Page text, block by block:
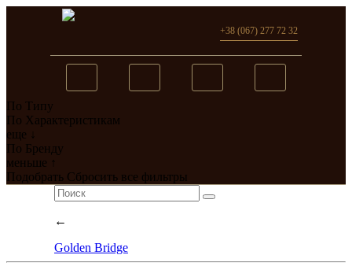
Вы добавили в сравнение
перейти
+38 (067) 277 72 32
По Типу
По Характеристикам
еще ↓
По Бренду
меньше ↑
Подобрать Сбросить все фильтры
←
Golden Bridge